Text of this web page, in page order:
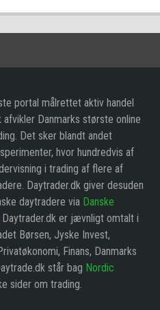
portal målrettet aktiv handel
Danmarks største online
Det sker blandt andet
hvor hundredvis af
i trading af flere af
Daytrader.dk giver desuden
daytradere via Danske
Daytrader.dk er jævnligt omtalt i
Børsen, Jyske Invest,
Finans, Danmarks
står bag Nordic
sider om trading.